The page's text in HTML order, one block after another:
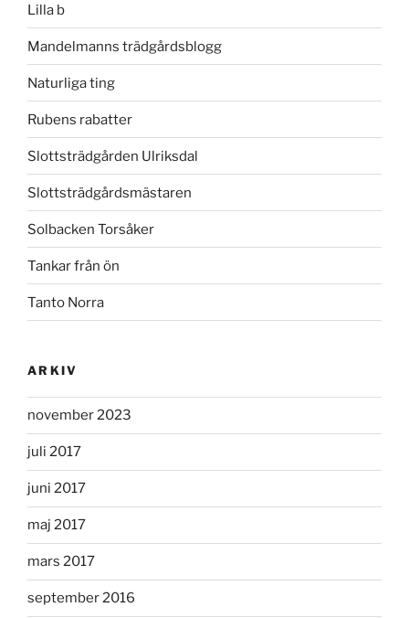
Lilla b
Mandelmanns trädgårdsblogg
Naturliga ting
Rubens rabatter
Slottsträdgården Ulriksdal
Slottsträdgårdsmästaren
Solbacken Torsåker
Tankar från ön
Tanto Norra
ARKIV
november 2023
juli 2017
juni 2017
maj 2017
mars 2017
september 2016